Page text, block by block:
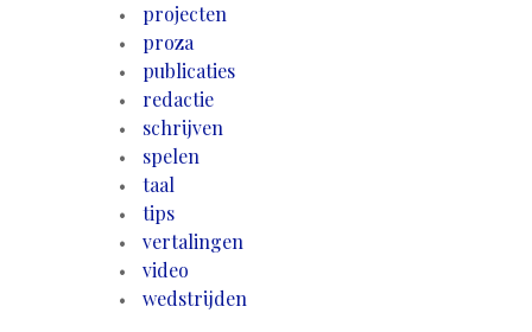
projecten
proza
publicaties
redactie
schrijven
spelen
taal
tips
vertalingen
video
wedstrijden